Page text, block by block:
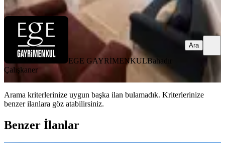
Ara
EGE GAYRİMENKULBahadır
Çalışkaner
Ara
Arama kriterlerinize uygun başka ilan bulamadık. Kriterlerinize
benzer ilanlara göz atabilirsiniz.
Benzer İlanlar